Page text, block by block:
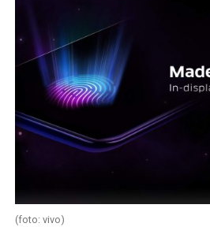
(foto: vivo)